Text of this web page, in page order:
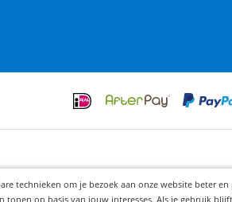
technieken om je bezoek aan onze website beter
tonen op basis van jouw interesses. Als je gebruik